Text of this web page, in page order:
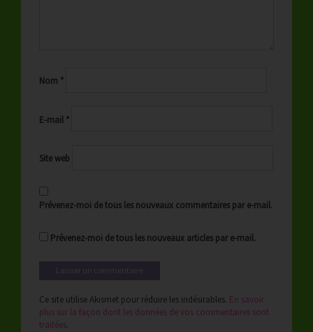
Nom *
E-mail *
Site web
Prévenez-moi de tous les nouveaux commentaires par e-mail.
Prévenez-moi de tous les nouveaux articles par e-mail.
Ce site utilise Akismet pour réduire les indésirables. En savoir
plus sur la façon dont les données de vos commentaires sont
traitées.